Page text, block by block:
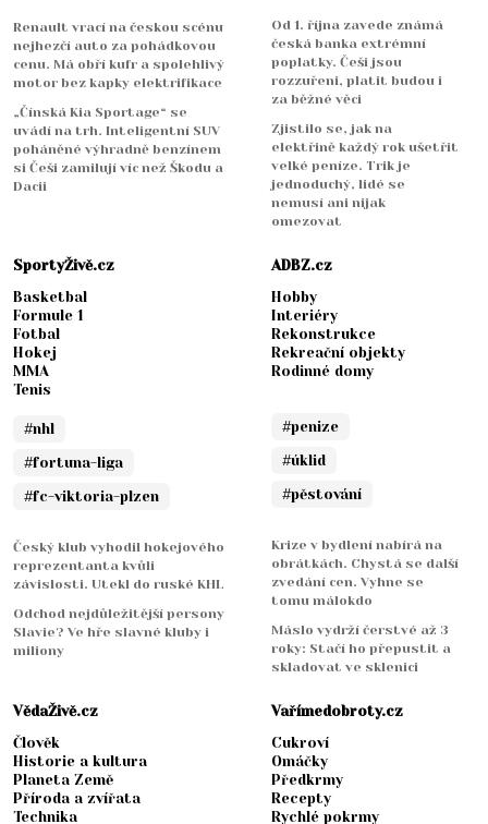
Renault vrací na českou scénu
nejhezčí auto za pohádkovou
cenu. Má obří kufr a spolehlivý
motor bez kapky elektrifikace
„Čínská Kia Sportage“ se
uvádí na trh. Inteligentní SUV
poháněné výhradně benzínem
si Češi zamilují víc než Škodu a
Dacii
Od 1. října zavede známá
česká banka extrémní
poplatky. Češi jsou
rozzuřeni, platit budou i
za běžné věci
Zjistilo se, jak na
elektřině každý rok ušetřit
velké peníze. Trik je
jednoduchý, lidé se
nemusí ani nijak
omezovat
SportyŽivě.cz
Basketbal
Formule 1
Fotbal
Hokej
MMA
Tenis
#nhl
#fortuna-liga
#fc-viktoria-plzen
Český klub vyhodil hokejového
reprezentanta kvůli
závislosti. Utekl do ruské KHL
Odchod nejdůležitější persony
Slavie? Ve hře slavné kluby i
miliony
ADBZ.cz
Hobby
Interiéry
Rekonstrukce
Rekreační objekty
Rodinné domy
#penize
#úklid
#pěstování
Krize v bydlení nabírá na
obrátkách. Chystá se další
zvedání cen. Vyhne se
tomu málokdo
Máslo vydrží čerstvé až 3
roky: Stačí ho přepustit a
skladovat ve sklenici
VědaŽivě.cz
Člověk
Historie a kultura
Planeta Země
Příroda a zvířata
Technika
Vařímedobroty.cz
Cukroví
Omáčky
Předkrmy
Recepty
Rychlé pokrmy